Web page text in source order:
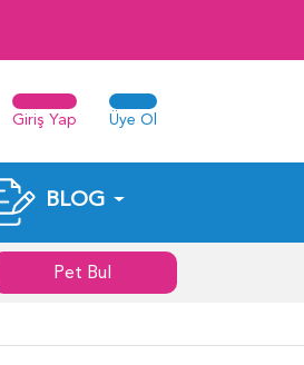
Giriş Yap Üye Ol
BLOG
Pet Bul